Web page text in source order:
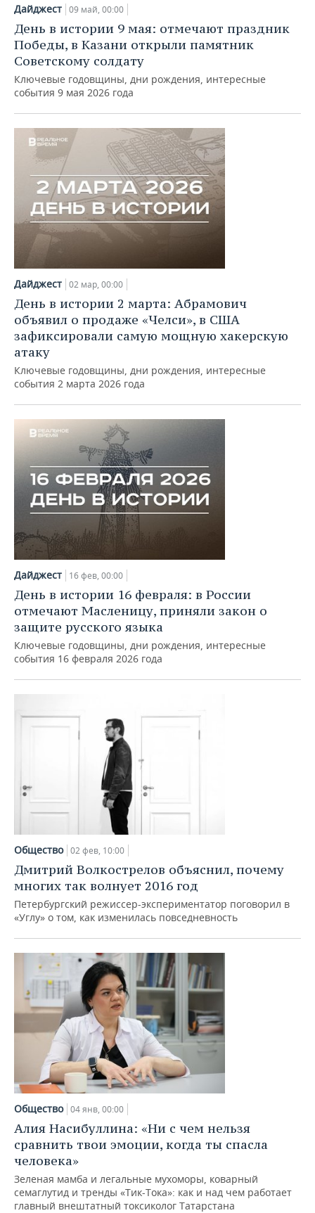
НЕФТЕХИМИЯ
НЕФТЬ
ОПК
РОЗНИЧНАЯ ТОРГОВЛЯ
ТРАНСПОРТ
УСЛУГИ
НОВОСТИ ТЕХНОЛОГИЙ
IT
МЕДИА
МЕРОПРИЯТИЯ
НОВОСТИ МЕРОПРИЯТИЙ
ВЫЕЗДНАЯ РЕДАКЦИЯ
ONLINE-КОНФЕРЕНЦИИ
ОТКРЫТАЯ ЛЕКЦИЯ
СПОРТ
НОВОСТИ СПОРТА
ХОККЕЙ
БАСКЕТБОЛ
ВОЛЕЙБОЛ
КИБЕРСПОРТ
ФИГУРНОЕ КАТАНИЕ
ВОДНЫЕ ВИДЫ СПОРТА
ХОККЕЙ С МЯЧОМ
ОБЩЕСТВО
ВЛАСТЬ
ИНФРАСТРУКТУРА
ИСТОРИЯ
КУЛЬТУРА
МЕДИЦИНА
ОБРАЗОВАНИЕ
ПРОИСШЕСТВИЯ
СЮЖЕТЫ
СПРАВОЧНИК
СПИСОК ПЕРСОН
СПИСОК КОМПАНИЙ
ПОЛНАЯ ВЕРСИЯ
Дайджест 09 май, 00:00
День в истории 9 мая: отмечают праздник
Победы, в Казани открыли памятник
Советскому солдату
Ключевые годовщины, дни рождения, интересные
события 9 мая 2026 года
Дайджест 02 мар, 00:00
День в истории 2 марта: Абрамович
объявил о продаже «Челси», в США
зафиксировали самую мощную хакерскую
атаку
Ключевые годовщины, дни рождения, интересные
события 2 марта 2026 года
Дайджест 16 фев, 00:00
День в истории 16 февраля: в России
отмечают Масленицу, приняли закон о
защите русского языка
Ключевые годовщины, дни рождения, интересные
события 16 февраля 2026 года
Общество 02 фев, 10:00
Дмитрий Волкострелов объяснил, почему
многих так волнует 2016 год
Петербургский режиссер-экспериментатор поговорил в
«Углу» о том, как изменилась повседневность
Общество 04 янв, 00:00
Алия Насибуллина: «Ни с чем нельзя
сравнить твои эмоции, когда ты спасла
человека»
Зеленая мамба и легальные мухоморы, коварный
семаглутид и тренды «Тик-Тока»: как и над чем работает
главный внештатный токсиколог Татарстана